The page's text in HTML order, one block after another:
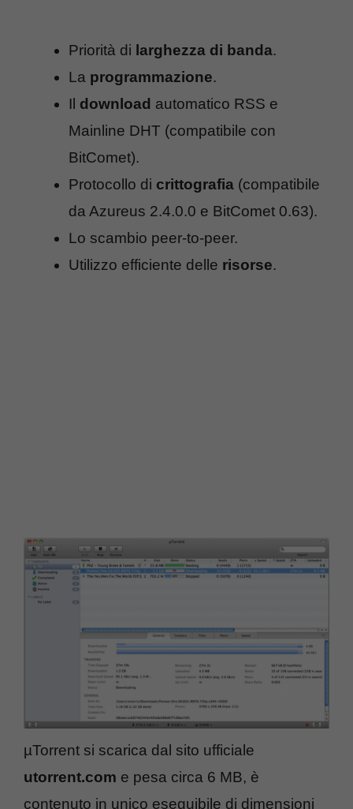
Priorità di larghezza di banda.
La programmazione.
Il download automatico RSS e
Mainline DHT (compatibile con
BitComet).
Protocollo di crittografia (compatibile
da Azureus 2.4.0.0 e BitComet 0.63).
Lo scambio peer-to-peer.
Utilizzo efficiente delle risorse.
µTorrent si scarica dal sito ufficiale
utorrent.com e pesa circa 6 MB, è
contenuto in unico eseguibile di dimensioni